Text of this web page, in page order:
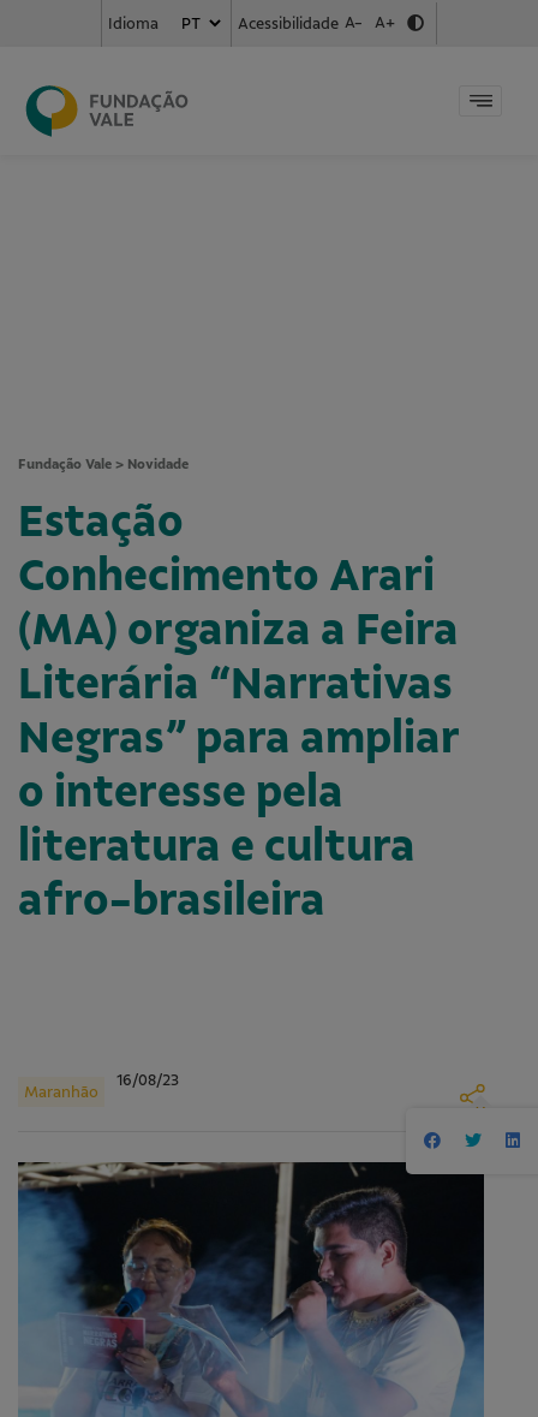
Idioma Acessibilidade A- A+
Fundação Vale > Novidade
Estação
Conhecimento Arari
(MA) organiza a Feira
Literária “Narrativas
Negras” para ampliar
o interesse pela
literatura e cultura
afro-brasileira
Maranhão
16/08/23